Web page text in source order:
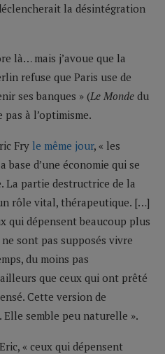
la désintégration
là… mais j’avoue que la
refuse que Paris use de
ses banques » (Le Monde du
à l’optimisme.
Fry le même jour, « les
d’une économie qui se
La partie destructrice de la
rôle vital, thérapeutique. […]
qui dépensent beaucoup plus
ne sont pas supposés vivre
du moins pas
que ceux qui ont prêté
Cette version de
Elle semble peu naturelle ».
« ceux qui dépensent